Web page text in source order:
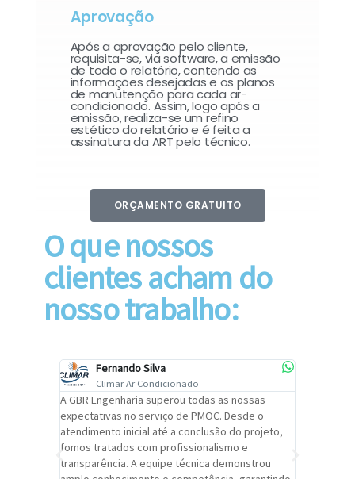
Aprovação
Após a aprovação pelo cliente,
requisita-se, via software, a emissão
de todo o relatório, contendo as
informações desejadas e os planos
de manutenção para cada ar-
condicionado. Assim, logo após a
emissão, realiza-se um refino
estético do relatório e é feita a
assinatura da ART pelo técnico.
ORÇAMENTO GRATUITO
O que nossos
clientes acham do
nosso trabalho:
Fernando Silva
Climar Ar Condicionado
A GBR Engenharia superou todas as nossas
expectativas no serviço de PMOC. Desde o
atendimento inicial até a conclusão do projeto,
fomos tratados com profissionalismo e
transparência. A equipe técnica demonstrou